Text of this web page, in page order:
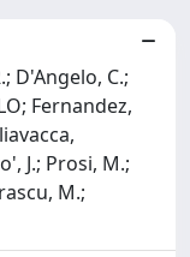
D'Angelo, C.;
Fernandez,
J.; Prosi, M.;
M.;